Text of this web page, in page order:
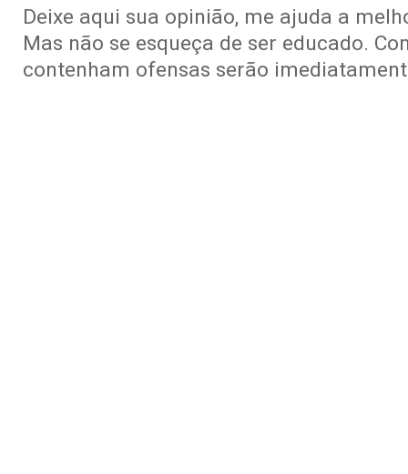
Deixe aqui sua opinião, me ajuda a
Mas não se esqueça de ser educado.
contenham ofensas serão